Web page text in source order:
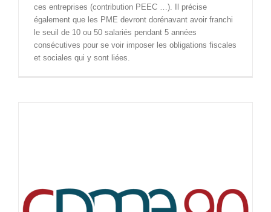
ces entreprises (contribution PEEC …). Il précise
également que les PME devront dorénavant avoir franchi
le seuil de 10 ou 50 salariés pendant 5 années
consécutives pour se voir imposer les obligations fiscales
et sociales qui y sont liées.